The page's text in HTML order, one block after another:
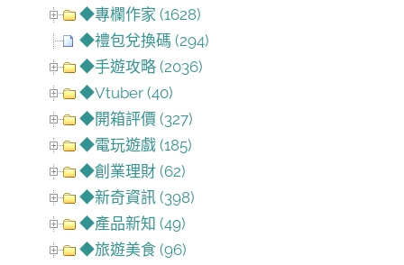
◆專欄作家 (1628)
◆禮包兌換碼 (294)
◆手遊攻略 (2036)
◆Vtuber (40)
◆開箱評價 (327)
◆電玩遊戲 (185)
◆創業理財 (62)
◆新奇資訊 (398)
◆產品新知 (49)
◆旅遊美食 (96)